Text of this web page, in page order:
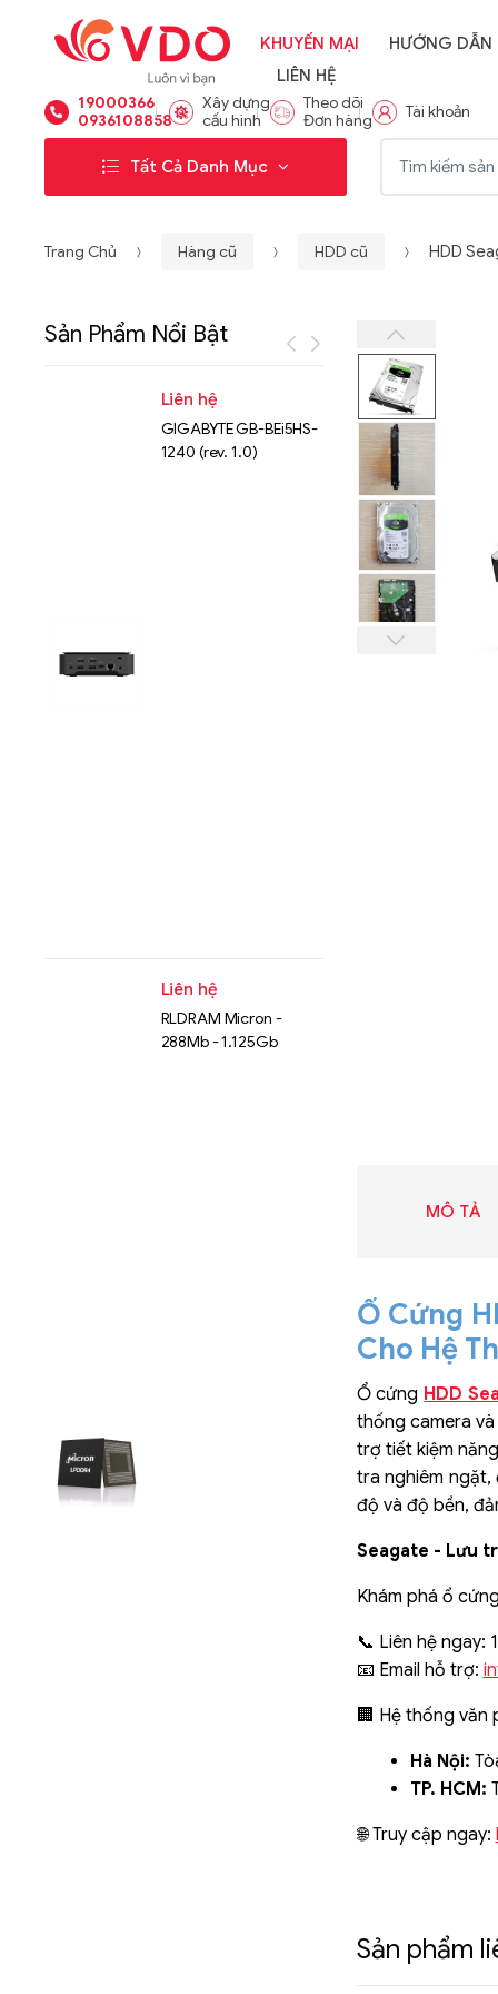
KHUYẾN MẠI HƯỚNG DẪN
LIÊN HỆ
19000366
0936108858
Xây dựng
cấu hình
Theo dõi
Đơn hàng
Tài khoản
Tất Cả Danh Mục
Trang Chủ Hàng cũ HDD cũ HDD
MÔ TẢ
Ổ Cứng
Cho Hệ
Ổ cứng HDD
thống camera
trợ tiết kiệm
tra nghiêm
độ và độ bền,
Seagate - Lưu
Khám phá ổ
📞 Liên hệ ngay:
📧 Email hỗ trợ:
🏢 Hệ thống văn
Hà Nội:
TP. HCM:
🌐 Truy cập ngay:
Sản phẩm
Sản Phẩm Nổi Bật
Liên hệ
GIGABYTE GB-BEi5HS-
1240 (rev. 1.0)
Liên hệ
RLDRAM Micron -
288Mb - 1.125Gb
Micron
Liên hệ
SK
GDDR